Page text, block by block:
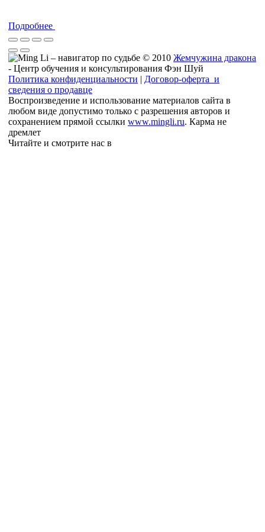
Подробнее
© 2010 Жемчужина дракона
- Центр обучения и консультирования Фэн Шуй
Политика конфиденциальности | Договор-оферта и
сведения о продавце
Воспроизведение и использование материалов сайта в
любом виде допустимо только с разрешения авторов и
сохранением прямой ссылки www.mingli.ru. Карма не
дремлет
Читайте и смотрите нас в